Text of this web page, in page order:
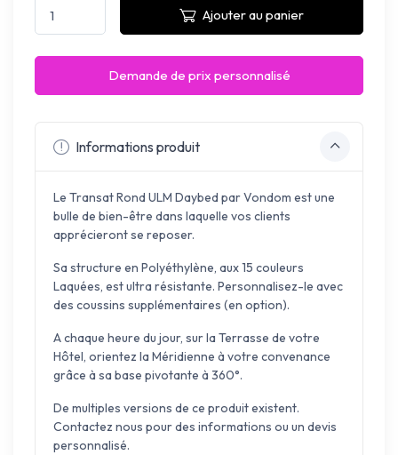
Ajouter au panier
Demande de prix personnalisé
Informations produit
Le Transat Rond ULM Daybed par Vondom est une
bulle de bien-être dans laquelle vos clients
apprécieront se reposer.
Sa structure en Polyéthylène, aux 15 couleurs
Laquées, est ultra résistante. Personnalisez-le avec
des coussins supplémentaires (en option).
A chaque heure du jour, sur la Terrasse de votre
Hôtel, orientez la Méridienne à votre convenance
grâce à sa base pivotante à 360°.
De multiples versions de ce produit existent.
Contactez nous pour des informations ou un devis
personnalisé.